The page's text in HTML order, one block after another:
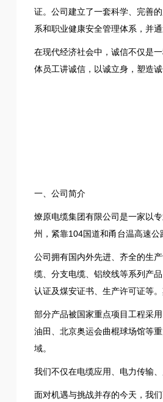
证。公司建立了一套科学、完善
系和职业健康安全管理体系，并通
在现代经济社会中，诚信不仅是
体员工讲诚信，以诚立身，塑造
一、公司简介
燎原电缆集团有限公司是一家以
州，紧靠104国道和甬台温高速公
公司拥有国内外先进、齐全的生
缆、分支电缆、铝绞线等系列产
认证及煤安证书、生产许可证等
部分产品被国家重点项目工程采
油田、北京奥运会曲棍球场馆等
域。
我们不仅在电缆应用、电力传输
面对机遇与挑战并存的今天，我